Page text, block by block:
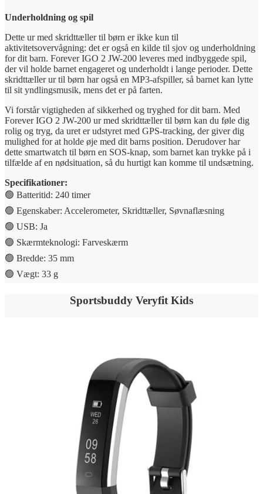
Underholdning og spil
Dette ur med skridttæller til børn er ikke kun til
aktivitetsovervågning: det er også en kilde til sjov og underholdning
for dit barn. Forever IGO 2 JW-200 leveres med indbyggede spil,
der vil holde barnet engageret og underholdt i lange perioder. Dette
skridttæller ur til børn har også en MP3-afspiller, så barnet kan lytte
til sit yndlingsmusik, mens det er på farten.
Vi forstår vigtigheden af sikkerhed og tryghed for dit barn. Med
Forever IGO 2 JW-200 ur med skridttæller til børn kan du føle dig
rolig og tryg, da uret er udstyret med GPS-tracking, der giver dig
mulighed for at holde øje med dit barns position. Derudover har
dette smartwatch til børn en SOS-knap, som barnet kan trykke på i
tilfælde af en nødsituation, så du hurtigt kan komme til undsætning.
Specifikationer:
🟢 Batteritid: 240 timer
🟢 Egenskaber: Accelerometer, Skridttæller, Søvnaflæsning
🟢 USB: Ja
🟢 Skærmteknologi: Farveskærm
🟢 Bredde: 35 mm
🟢 Vægt: 33 g
Sportsbuddy Veryfit Kids